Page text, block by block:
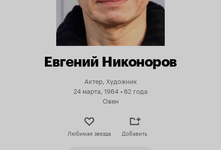
Евгений Никоноров
Актер, Художник
24 марта, 1964 • 62 года
Овен
Любимая звезда Добавить